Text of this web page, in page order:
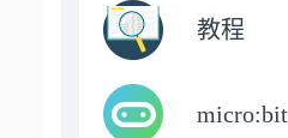
教程
micro:bit